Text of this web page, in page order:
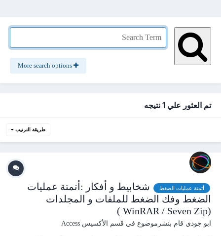
تم العثور علي 1 نتيجه
طريقة الترتيب
أتمتة عمليات الضغط
شخابيط و أفكار :أتمتة عمليات
الضغط وفك الضغط للملفات و المجلدات
(WinRAR / Seven Zip )
ابو جودي قام بنشرموضوع في قسم الأكسيس Access